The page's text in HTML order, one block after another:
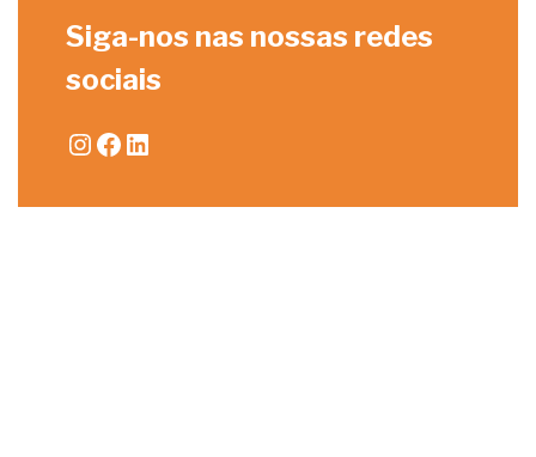
Siga-nos nas nossas redes
sociais
Instagram
Facebook
LinkedIn